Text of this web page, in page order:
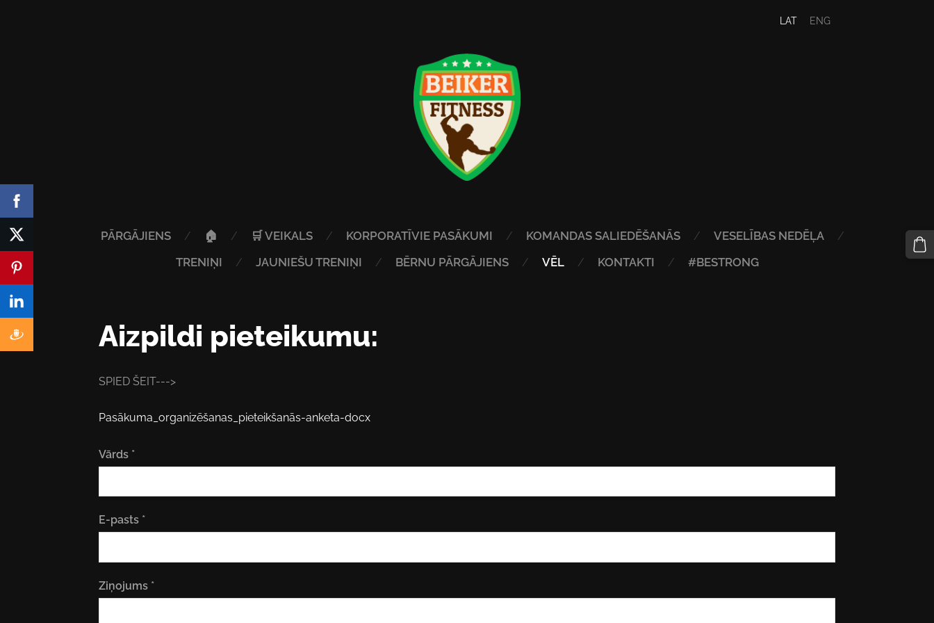
PĀRGĀJIENS 🏠 🛒 VEIKALS KORPORATĪVIE PASĀKUMI KOMANDAS SALIEDĒŠANĀS
VESELĪBAS NEDĒĻA
TRENIŅI
JAUNIEŠU TRENIŅI BĒRNU PĀRGĀJIENS VĒL KONTAKTI #BESTRONG
LAT ENG
Aizpildi pieteikumu:
SPIED ŠEIT--->
Pasākuma_organizēšanas_pieteikšanās-anketa-docx
Vārds *
E-pasts *
Ziņojums *